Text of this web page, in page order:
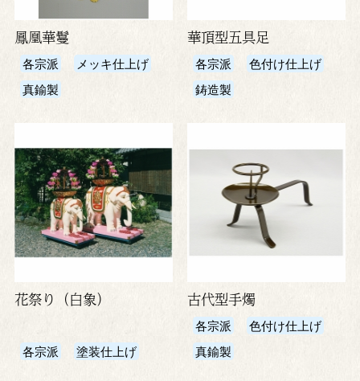
鳳凰華鬘
各宗派
メッキ仕上げ
真鍮製
華頂型五具足
各宗派
色付け仕上げ
鋳造製
花祭り（白象）
各宗派 塗装仕上げ
古代型手燭
各宗派
色付け仕上げ
真鍮製